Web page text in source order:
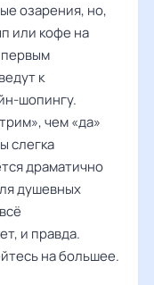
озарения, но,
или кофе на
к
шопингу.
чем «да»
слегка
драматично
душевных
и правда.
на большее.